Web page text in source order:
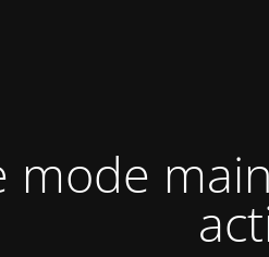
mode